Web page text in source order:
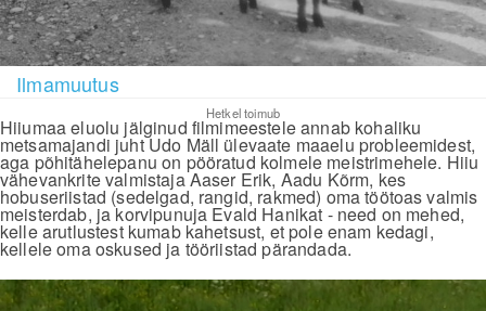
Ilmamuutus
Hetkel toimub
Hiiumaa eluolu jälginud filmimeestele annab kohaliku
metsamajandi juht Udo Mäll ülevaate maaelu probleemidest,
aga põhitähelepanu on pööratud kolmele meistrimehele. Hiiu
vähevankrite valmistaja Aaser Erik, Aadu Kõrm, kes
hobuseriistad (sedelgad, rangid, rakmed) oma töötoas valmis
meisterdab, ja korvipunuja Evald Hanikat - need on mehed,
kelle arutlustest kumab kahetsust, et pole enam kedagi,
kellele oma oskused ja tööriistad pärandada.